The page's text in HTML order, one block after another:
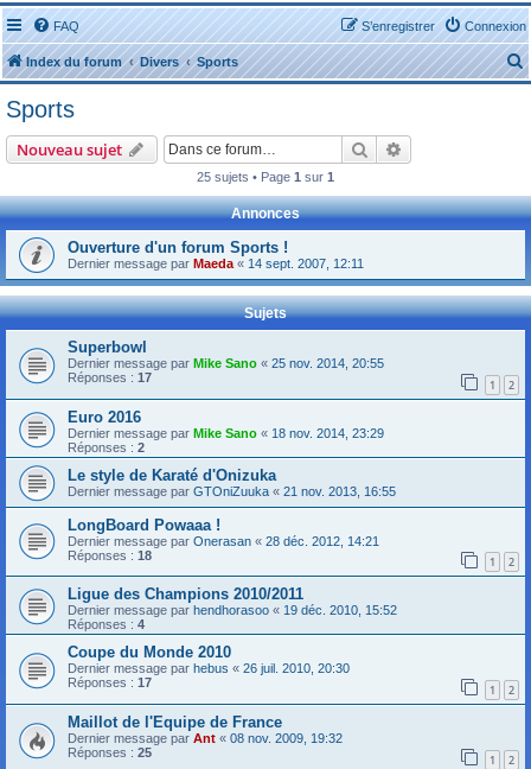
FAQ Connexion
S’enregistrer
Index du forum Divers Sports
e
r
e
r
Sports
Nouveau sujet Rechercher
25 sujets • Page 1 sur 1
Annonces
Ouverture d'un forum Sports !
Dernier message par Maeda « 14 sept. 2007, 12:11
Sujets
Superbowl
Dernier message par Mike Sano « 25 nov. 2014, 20:55
Réponses : 17 1 2
Euro 2016
Dernier message par Mike Sano « 18 nov. 2014, 23:29
Réponses : 2
Le style de Karaté d'Onizuka
Dernier message par GTOniZuuka « 21 nov. 2013, 16:55
LongBoard Powaaa !
Dernier message par Onerasan « 28 déc. 2012, 14:21
Réponses : 18 1 2
Ligue des Champions 2010/2011
Dernier message par hendhorasoo « 19 déc. 2010, 15:52
Réponses : 4
Coupe du Monde 2010
Dernier message par hebus « 26 juil. 2010, 20:30
Réponses : 17 1 2
Maillot de l'Equipe de France
Dernier message par Ant « 08 nov. 2009, 19:32
Réponses : 25 1 2